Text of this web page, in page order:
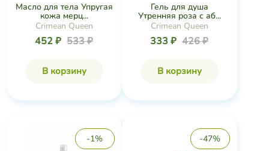
Масло для тела Упругая
кожа мерц...
Crimean Queen
452 ₽ 533 ₽
В корзину
Гель для душа
Утренняя роза с аб...
Crimean Queen
333 ₽ 426 ₽
В корзину
-1% -47%